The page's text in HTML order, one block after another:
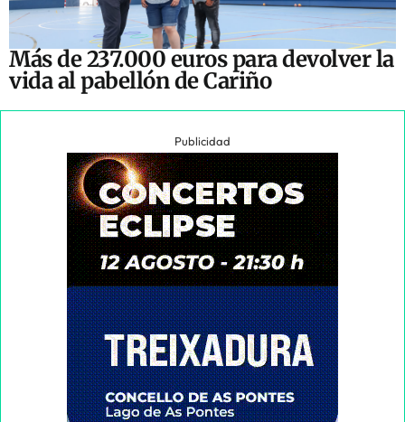
Más de 237.000 euros para devolver la
vida al pabellón de Cariño
Publicidad